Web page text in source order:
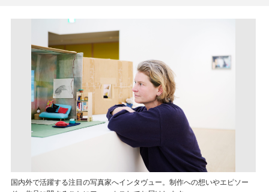
国内外で活躍する注目の写真家へインタヴュー。制作への想いやエピソー